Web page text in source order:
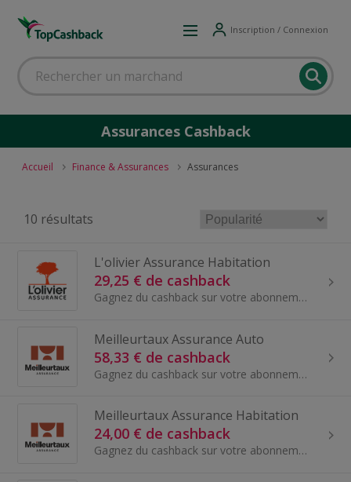
Inscription / Connexion
Assurances Cashback
Accueil Finance & Assurances Assurances
10 résultats
L'olivier Assurance Habitation
29,25 € de cashback
Gagnez du cashback sur votre abonnement assurance habitation avec la marque L'olivier Assurance Habitation.
Meilleurtaux Assurance Auto
58,33 € de cashback
Gagnez du cashback sur votre abonnement assurance auto avec la marque Meilleurtaux Assurance Auto.
Meilleurtaux Assurance Habitation
24,00 € de cashback
Gagnez du cashback sur votre abonnement assurance habitation avec la marque Meilleurtaux Assurance Habitation.